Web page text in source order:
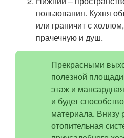
пользования. Кухня
или граничит с
прачечную и душ.
Прекрасными
полезной
этаж и
и будет
материала. Внизу
отопительная